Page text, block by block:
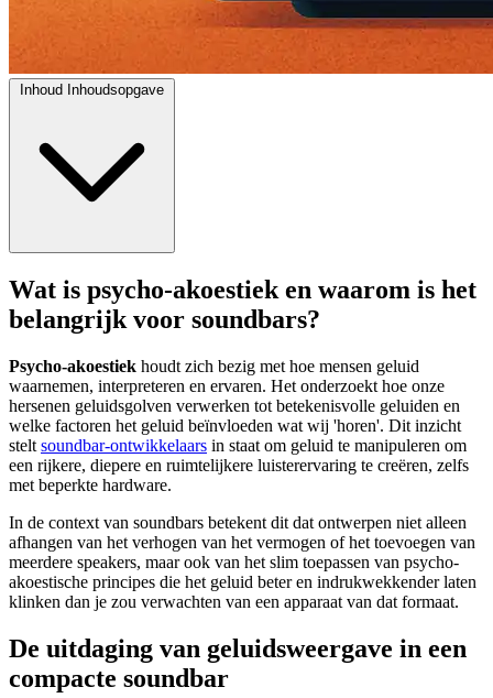
Inhoud Inhoudsopgave
Wat is psycho-akoestiek en waarom is het
belangrijk voor soundbars?
Psycho-akoestiek houdt zich bezig met hoe mensen geluid
waarnemen, interpreteren en ervaren. Het onderzoekt hoe onze
hersenen geluidsgolven verwerken tot betekenisvolle geluiden en
welke factoren het geluid beïnvloeden wat wij 'horen'. Dit inzicht
stelt soundbar-ontwikkelaars in staat om geluid te manipuleren om
een rijkere, diepere en ruimtelijkere luisterervaring te creëren, zelfs
met beperkte hardware.
In de context van soundbars betekent dit dat ontwerpen niet alleen
afhangen van het verhogen van het vermogen of het toevoegen van
meerdere speakers, maar ook van het slim toepassen van psycho-
akoestische principes die het geluid beter en indrukwekkender laten
klinken dan je zou verwachten van een apparaat van dat formaat.
De uitdaging van geluidsweergave in een
compacte soundbar